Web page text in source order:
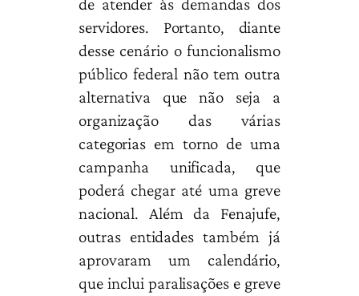
de atender às demandas dos
servidores. Portanto, diante
desse cenário o funcionalismo
público federal não tem outra
alternativa que não seja a
organização das várias
categorias em torno de uma
campanha unificada, que
poderá chegar até uma greve
nacional. Além da Fenajufe,
outras entidades também já
aprovaram um calendário,
que inclui paralisações e greve